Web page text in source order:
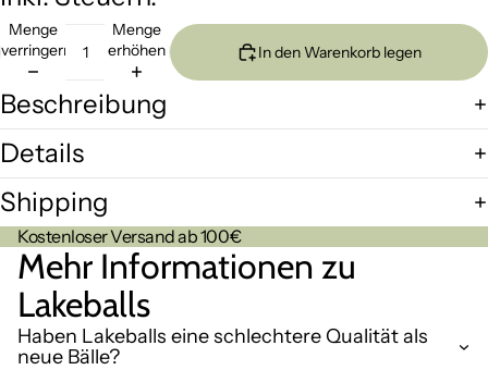
Menge
verringern
Menge
erhöhen
In den Warenkorb legen
Beschreibung
Details
Shipping
Kostenloser Versand ab 100€
Mehr Informationen zu
Lakeballs
Haben Lakeballs eine schlechtere Qualität als
neue Bälle?